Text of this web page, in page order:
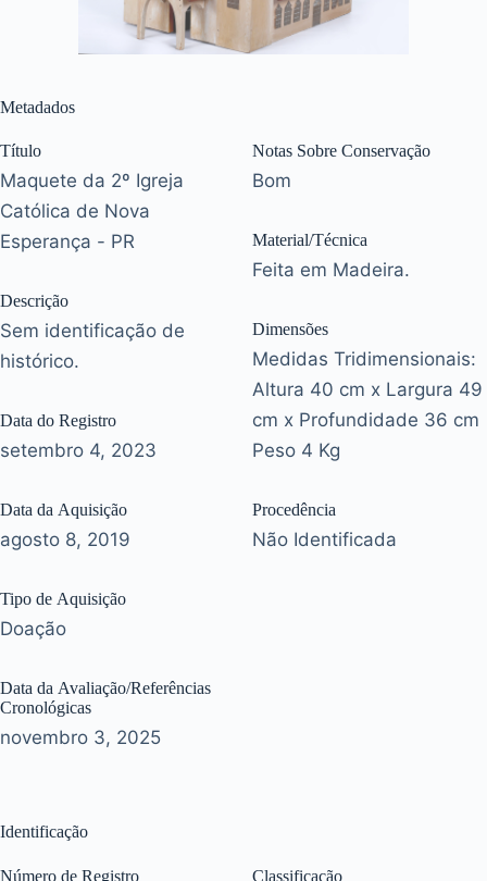
Metadados
Título
Maquete da 2º Igreja
Católica de Nova
Esperança - PR
Descrição
Sem identificação de
histórico.
Data do Registro
setembro 4, 2023
Data da Aquisição
agosto 8, 2019
Tipo de Aquisição
Doação
Data da Avaliação/Referências
Cronológicas
novembro 3, 2025
Notas Sobre Conservação
Bom
Material/Técnica
Feita em Madeira.
Dimensões
Medidas Tridimensionais:
Altura 40 cm x Largura 49
cm x Profundidade 36 cm
Peso 4 Kg
Procedência
Não Identificada
Identificação
Número de Registro Classificação